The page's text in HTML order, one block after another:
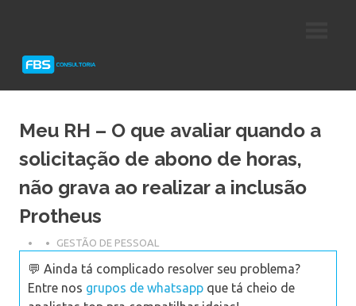
Protheus
Meu RH – O que avaliar quando a
solicitação de abono de horas,
não grava ao realizar a inclusão
Protheus
GESTÃO DE PESSOAL
💬 Ainda tá complicado resolver seu problema?
Entre nos grupos de whatsapp que tá cheio de